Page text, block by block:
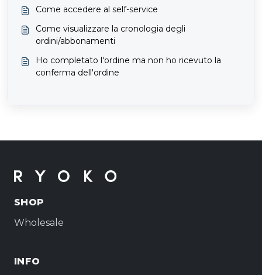
Come accedere al self-service
Come visualizzare la cronologia degli
ordini/abbonamenti
Ho completato l'ordine ma non ho ricevuto la
conferma dell'ordine
SHOP
Wholesale
INFO